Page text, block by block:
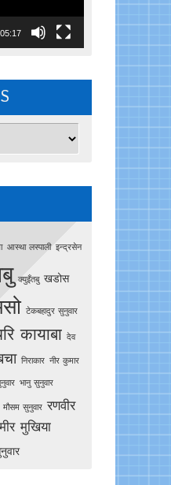
05:17
आस्था लस्पाली इन्द्रसेन
क्युइँतबु खडोस
टेकबहादुर सुनुवार
कायाबा देव
निराकार नीर कुमार
भानु सुनुवार
मौसम सुनुवार रणवीर
मुखिया